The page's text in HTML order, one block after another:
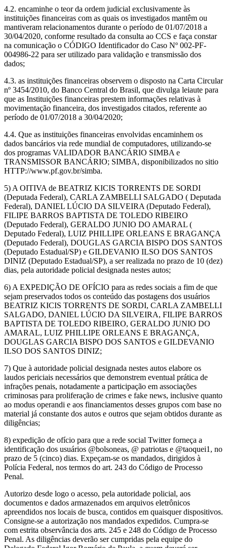
4.2. encaminhe o teor da ordem judicial exclusivamente às
instituições financeiras com as quais os investigados mantêm ou
mantiveram relacionamentos durante o período de 01/07/2018 a
30/04/2020, conforme resultado da consulta ao CCS e faça constar
na comunicação o CÓDIGO Identificador do Caso Nº 002-PF-
004986-22 para ser utilizado para validação e transmissão dos
dados;
4.3. as instituições financeiras observem o disposto na Carta Circular
nº 3454/2010, do Banco Central do Brasil, que divulga leiaute para
que as Instituições financeiras prestem informações relativas à
movimentação financeira, dos investigados citados, referente ao
período de 01/07/2018 a 30/04/2020;
4.4. Que as instituições financeiras envolvidas encaminhem os
dados bancários via rede mundial de computadores, utilizando-se
dos programas VALIDADOR BANCÁRIO SIMBA e
TRANSMISSOR BANCÁRIO; SIMBA, disponibilizados no sitio
HTTP://www.pf.gov.br/simba.
5) A OITIVA de BEATRIZ KICIS TORRENTS DE SORDI
(Deputada Federal), CARLA ZAMBELLI SALGADO ( Deputada
Federal), DANIEL LÚCIO DA SILVEIRA (Deputado Federal),
FILIPE BARROS BAPTISTA DE TOLEDO RIBEIRO
(Deputado Federal), GERALDO JUNIO DO AMARAL (
Deputado Federal), LUIZ PHILLIPE ORLEANS E BRAGANÇA
(Deputado Federal), DOUGLAS GARCIA BISPO DOS SANTOS
(Deputado Estadual/SP) e GILDEVANIO ILSO DOS SANTOS
DINIZ (Deputado Estadual/SP), a ser realizada no prazo de 10 (dez)
dias, pela autoridade policial designada nestes autos;
6) A EXPEDIÇÃO DE OFÍCIO para as redes sociais a fim de que
sejam preservados todos os conteúdo das postagens dos usuários
BEATRIZ KICIS TORRENTS DE SORDI, CARLA ZAMBELLI
SALGADO, DANIEL LÚCIO DA SILVEIRA, FILIPE BARROS
BAPTISTA DE TOLEDO RIBEIRO, GERALDO JUNIO DO
AMARAL, LUIZ PHILLIPE ORLEANS E BRAGANÇA,
DOUGLAS GARCIA BISPO DOS SANTOS e GILDEVANIO
ILSO DOS SANTOS DINIZ;
7) Que à autoridade policial designada nestes autos elabore os
laudos periciais necessários que demonstrem eventual prática de
infrações penais, notadamente a participação em associações
criminosas para proliferação de crimes e fake news, inclusive quanto
ao modus operandi e aos financiamentos desses grupos com base no
material já constante dos autos e outros que sejam obtidos durante as
diligências;
8) expedição de ofício para que a rede social Twitter forneça a
identificação dos usuários @bolsoneas, @ patriotas e @taoquei1, no
prazo de 5 (cinco) dias. Expeçam-se os mandados, dirigidos à
Polícia Federal, nos termos do art. 243 do Código de Processo
Penal.
Autorizo desde logo o acesso, pela autoridade policial, aos
documentos e dados armazenados em arquivos eletrônicos
apreendidos nos locais de busca, contidos em quaisquer dispositivos.
Consigne-se a autorização nos mandados expedidos. Cumpra-se
com estrita observância dos arts. 245 e 248 do Código de Processo
Penal. As diligências deverão ser cumpridas pela equipe do